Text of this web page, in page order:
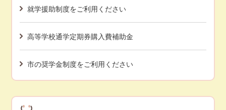
就学援助制度をご利用ください
高等学校通学定期券購入費補助金
市の奨学金制度をご利用ください